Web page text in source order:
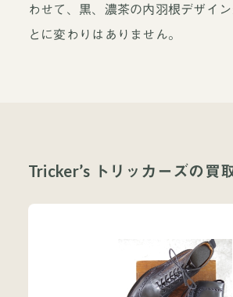
わせて、黒、濃茶の内羽根デザイ
とに変わりはありません。
Tricker’s トリッカーズの買